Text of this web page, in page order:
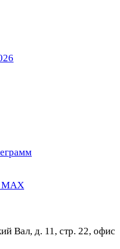
МАХ
Вал, д. 11, стр. 22, офис